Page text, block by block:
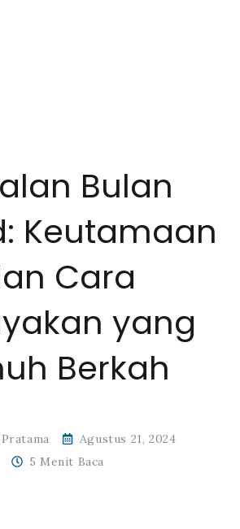
Bulan
Keutamaan
Cara
yang
Berkah
Agustus 21, 2024
5 Menit Baca